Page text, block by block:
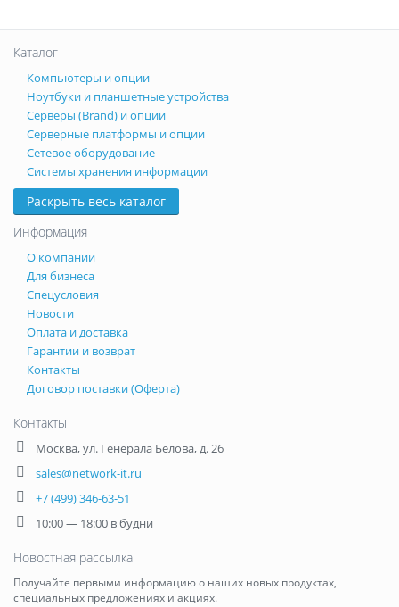
Каталог
Компьютеры и опции
Ноутбуки и планшетные устройства
Серверы (Brand) и опции
Серверные платформы и опции
Сетевое оборудование
Системы хранения информации
Раскрыть весь каталог
Информация
О компании
Для бизнеса
Спецусловия
Новости
Оплата и доставка
Гарантии и возврат
Контакты
Договор поставки (Оферта)
Контакты
Москва,ул. Генерала Белова, д. 26
sales@network-it.ru
+7 (499) 346-63-51
10:00 — 18:00 в будни
Новостная рассылка
Получайте первыми информацию о наших новых продуктах,
специальных предложениях и акциях.